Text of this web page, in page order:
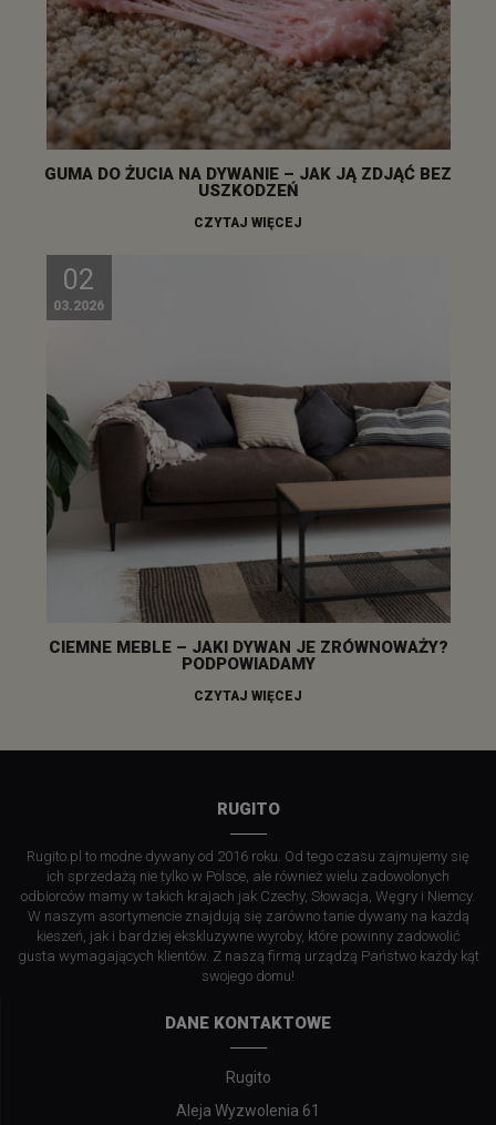
GUMA DO ŻUCIA NA DYWANIE – JAK JĄ ZDJĄĆ BEZ
USZKODZEŃ
CZYTAJ WIĘCEJ
02
03.2026
CIEMNE MEBLE – JAKI DYWAN JE ZRÓWNOWAŻY?
PODPOWIADAMY
CZYTAJ WIĘCEJ
RUGITO
Rugito.pl to modne dywany od 2016 roku. Od tego czasu zajmujemy się
ich sprzedażą nie tylko w Polsce, ale również wielu zadowolonych
odbiorców mamy w takich krajach jak Czechy, Słowacja, Węgry i Niemcy.
W naszym asortymencie znajdują się zarówno tanie dywany na każdą
kieszeń, jak i bardziej ekskluzywne wyroby, które powinny zadowolić
gusta wymagających klientów. Z naszą firmą urządzą Państwo każdy kąt
swojego domu!
DANE KONTAKTOWE
Rugito
Aleja Wyzwolenia 61